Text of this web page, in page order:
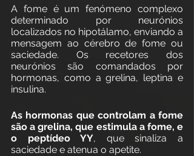
A fome é um fenómeno complexo
determinado por neurónios
localizados no hipotálamo, enviando a
mensagem ao cérebro de fome ou
saciedade. Os recetores dos
neurónios são comandados por
hormonas, como a grelina, leptina e
insulina.
As hormonas que controlam a fome
são a grelina, que estimula a fome, e
o peptídeo YY, que sinaliza a
saciedade e atenua o apetite.